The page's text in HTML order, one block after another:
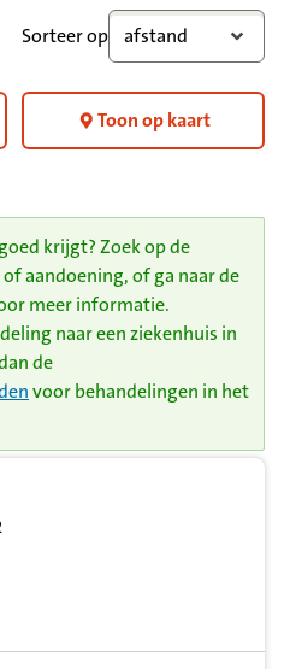
Sorteer op afstand
Toon op kaart
krijgt? Zoek op de
aandoening, of ga naar de
meer informatie.
naar een ziekenhuis in
de
voor behandelingen in het